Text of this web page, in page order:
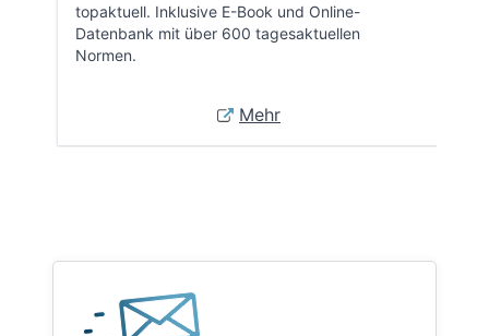
topaktuell. Inklusive E-Book und Online-
Datenbank mit über 600 tagesaktuellen
Normen.
Mehr